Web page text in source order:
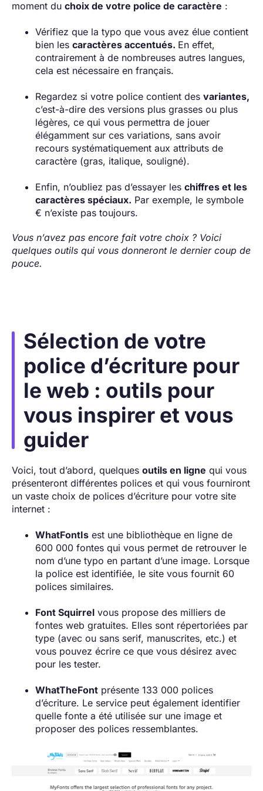
moment du choix de votre police de caractère :
Vérifiez que la typo que vous avez élue contient
bien les caractères accentués. En effet,
contrairement à de nombreuses autres langues,
cela est nécessaire en français.
Regardez si votre police contient des variantes,
c’est-à-dire des versions plus grasses ou plus
légères, ce qui vous permettra de jouer
élégamment sur ces variations, sans avoir
recours systématiquement aux attributs de
caractère (gras, italique, souligné).
Enfin, n’oubliez pas d’essayer les chiffres et les
caractères spéciaux. Par exemple, le symbole
€ n’existe pas toujours.
Vous n’avez pas encore fait votre choix ? Voici
quelques outils qui vous donneront le dernier coup de
pouce.
Sélection de votre
police d’écriture pour
le web : outils pour
vous inspirer et vous
guider
Voici, tout d’abord, quelques outils en ligne qui vous
présenteront différentes polices et qui vous fourniront
un vaste choix de polices d’écriture pour votre site
internet :
WhatFontIs est une bibliothèque en ligne de
600 000 fontes qui vous permet de retrouver le
nom d’une typo en partant d’une image. Lorsque
la police est identifiée, le site vous fournit 60
polices similaires.
Font Squirrel vous propose des milliers de
fontes web gratuites. Elles sont répertoriées par
type (avec ou sans serif, manuscrites, etc.) et
vous pouvez écrire ce que vous désirez avec
pour les tester.
WhatTheFont présente 133 000 polices
d’écriture. Le service peut également identifier
quelle fonte a été utilisée sur une image et
proposer des polices ressemblantes.